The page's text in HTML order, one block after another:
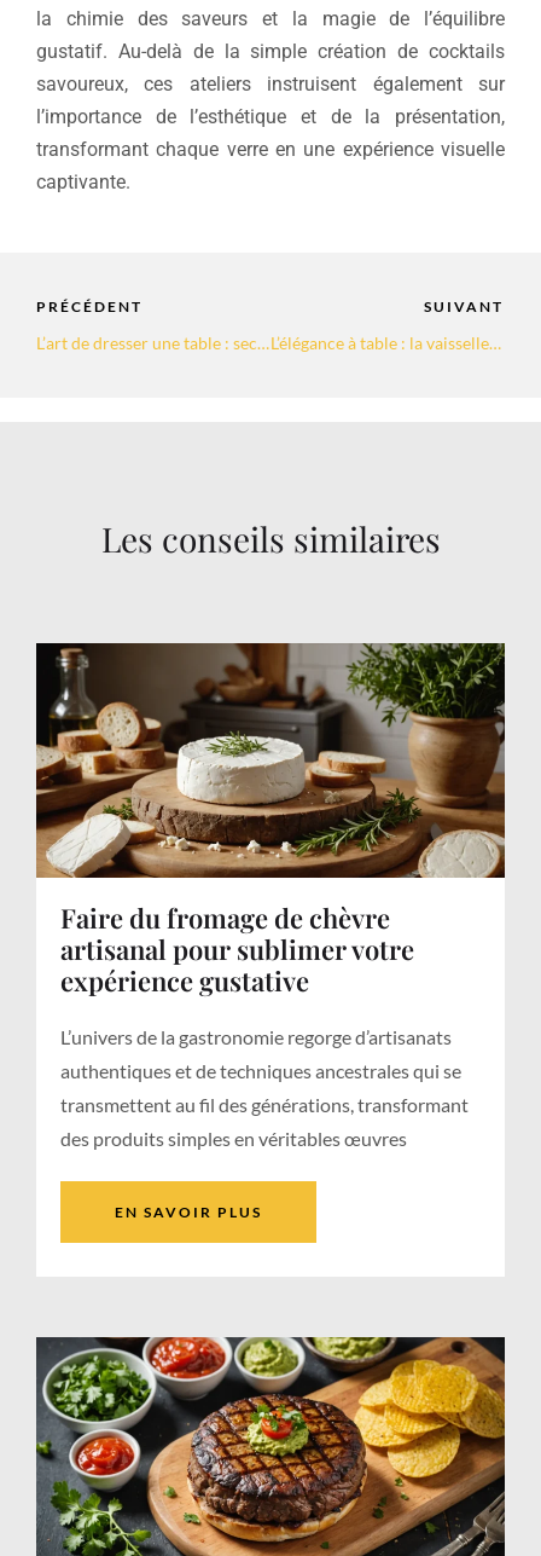
la chimie des saveurs et la magie de l’équilibre
gustatif. Au-delà de la simple création de cocktails
savoureux, ces ateliers instruisent également sur
l’importance de l’esthétique et de la présentation,
transformant chaque verre en une expérience visuelle
captivante.
PRÉCÉDENT
L’art de dresser une table : secrets pour épater vos convives en gastronomie
SUIVANT
L’élégance à table : la vaisselle qui transforme l’expérience hôtelière de luxe
Les conseils similaires
Faire du fromage de chèvre
artisanal pour sublimer votre
expérience gustative
L’univers de la gastronomie regorge d’artisanats
authentiques et de techniques ancestrales qui se
transmettent au fil des générations, transformant
des produits simples en véritables œuvres
EN SAVOIR PLUS